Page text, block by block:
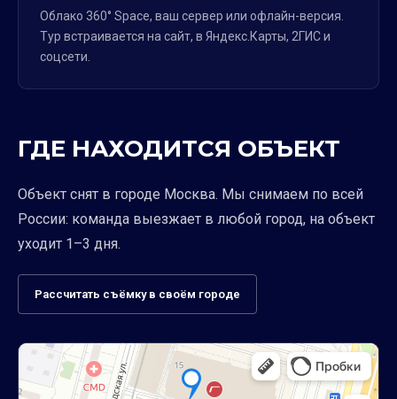
Облако 360° Space, ваш сервер или офлайн-версия.
Тур встраивается на сайт, в Яндекс.Карты, 2ГИС и
соцсети.
ГДЕ НАХОДИТСЯ ОБЪЕКТ
Объект снят в городе Москва. Мы снимаем по всей
России: команда выезжает в любой город, на объект
уходит 1–3 дня.
Рассчитать съёмку в своём городе